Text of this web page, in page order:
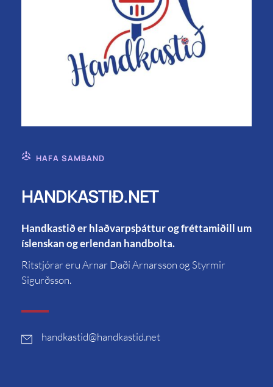
HAFA SAMBAND
HANDKASTIÐ.NET
Handkastið er hlaðvarpsþáttur og fréttamiðill um
íslenskan og erlendan handbolta.
Ritstjórar eru Arnar Daði Arnarsson og Styrmir
Sigurðsson.
handkastid@handkastid.net